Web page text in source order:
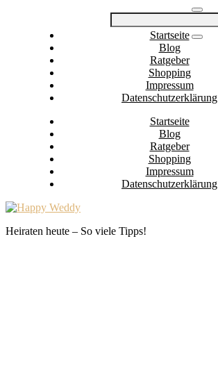
Startseite
Blog
Ratgeber
Shopping
Impressum
Datenschutzerklärung
Startseite
Blog
Ratgeber
Shopping
Impressum
Datenschutzerklärung
Suchen
nach:
Heiraten heute – So viele Tipps!